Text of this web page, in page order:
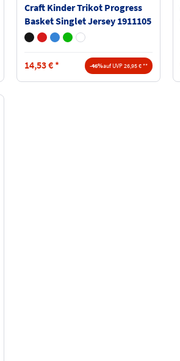
Craft Kinder Trikot Progress
Basket Singlet Jersey 1911105
14,53€ * -46%auf UVP 26,95 € **